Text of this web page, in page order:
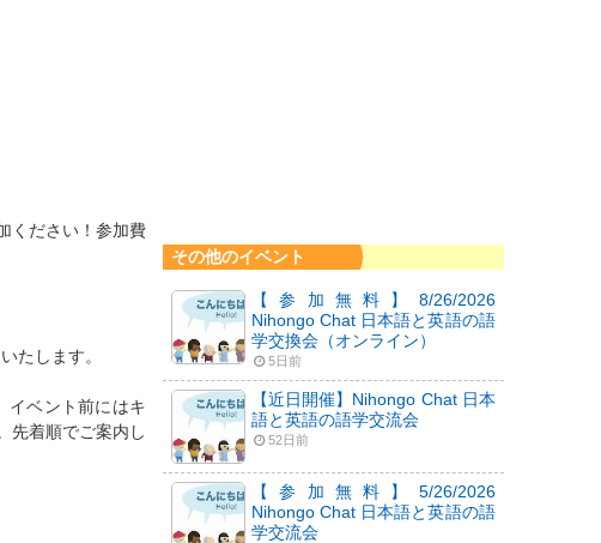
ください！参加費
たします。
イベント前にはキ
先着順でご案内し
その他のイベント
【参加無料】8/26/2026
Nihongo Chat 日本語と英語の語
学交換会（オンライン）
5日前
【近日開催】Nihongo Chat 日本
語と英語の語学交流会
52日前
【参加無料】5/26/2026
Nihongo Chat 日本語と英語の語
学交流会